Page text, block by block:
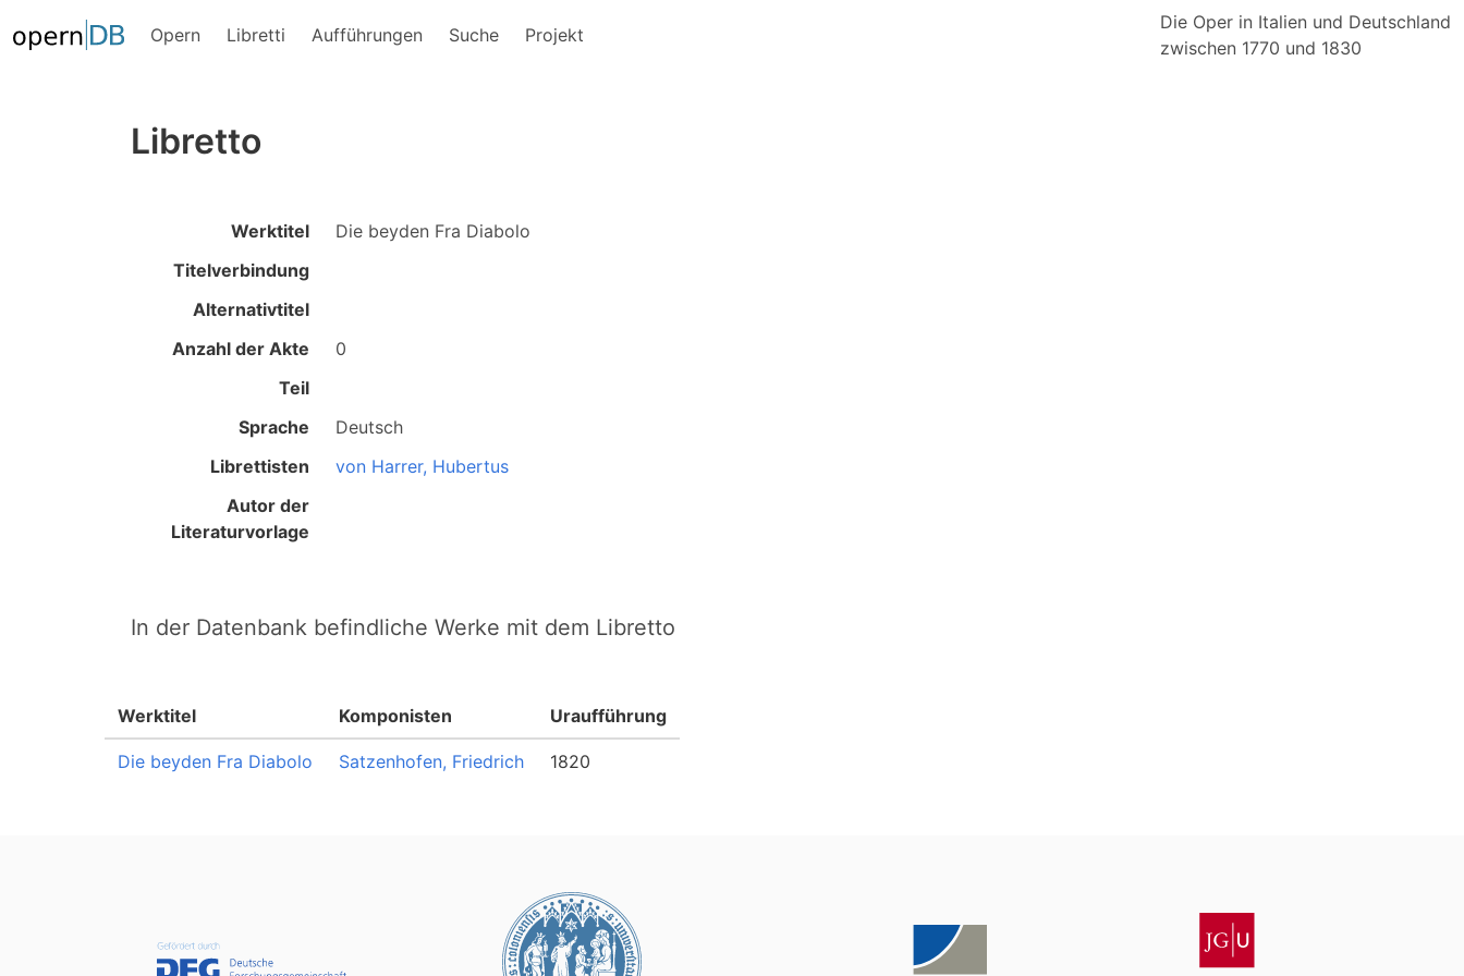
Opern Libretti Aufführungen Suche Projekt
Die Oper in Italien und Deutschland
zwischen 1770 und 1830
Libretto
Werktitel
Die beyden Fra Diabolo
Titelverbindung
Alternativtitel
Anzahl der Akte
0
Teil
Sprache
Deutsch
Librettisten
von Harrer, Hubertus
Autor der
Literaturvorlage
In der Datenbank befindliche Werke mit dem Libretto
Werktitel Komponisten Uraufführung
Die beyden Fra Diabolo Satzenhofen, Friedrich 1820